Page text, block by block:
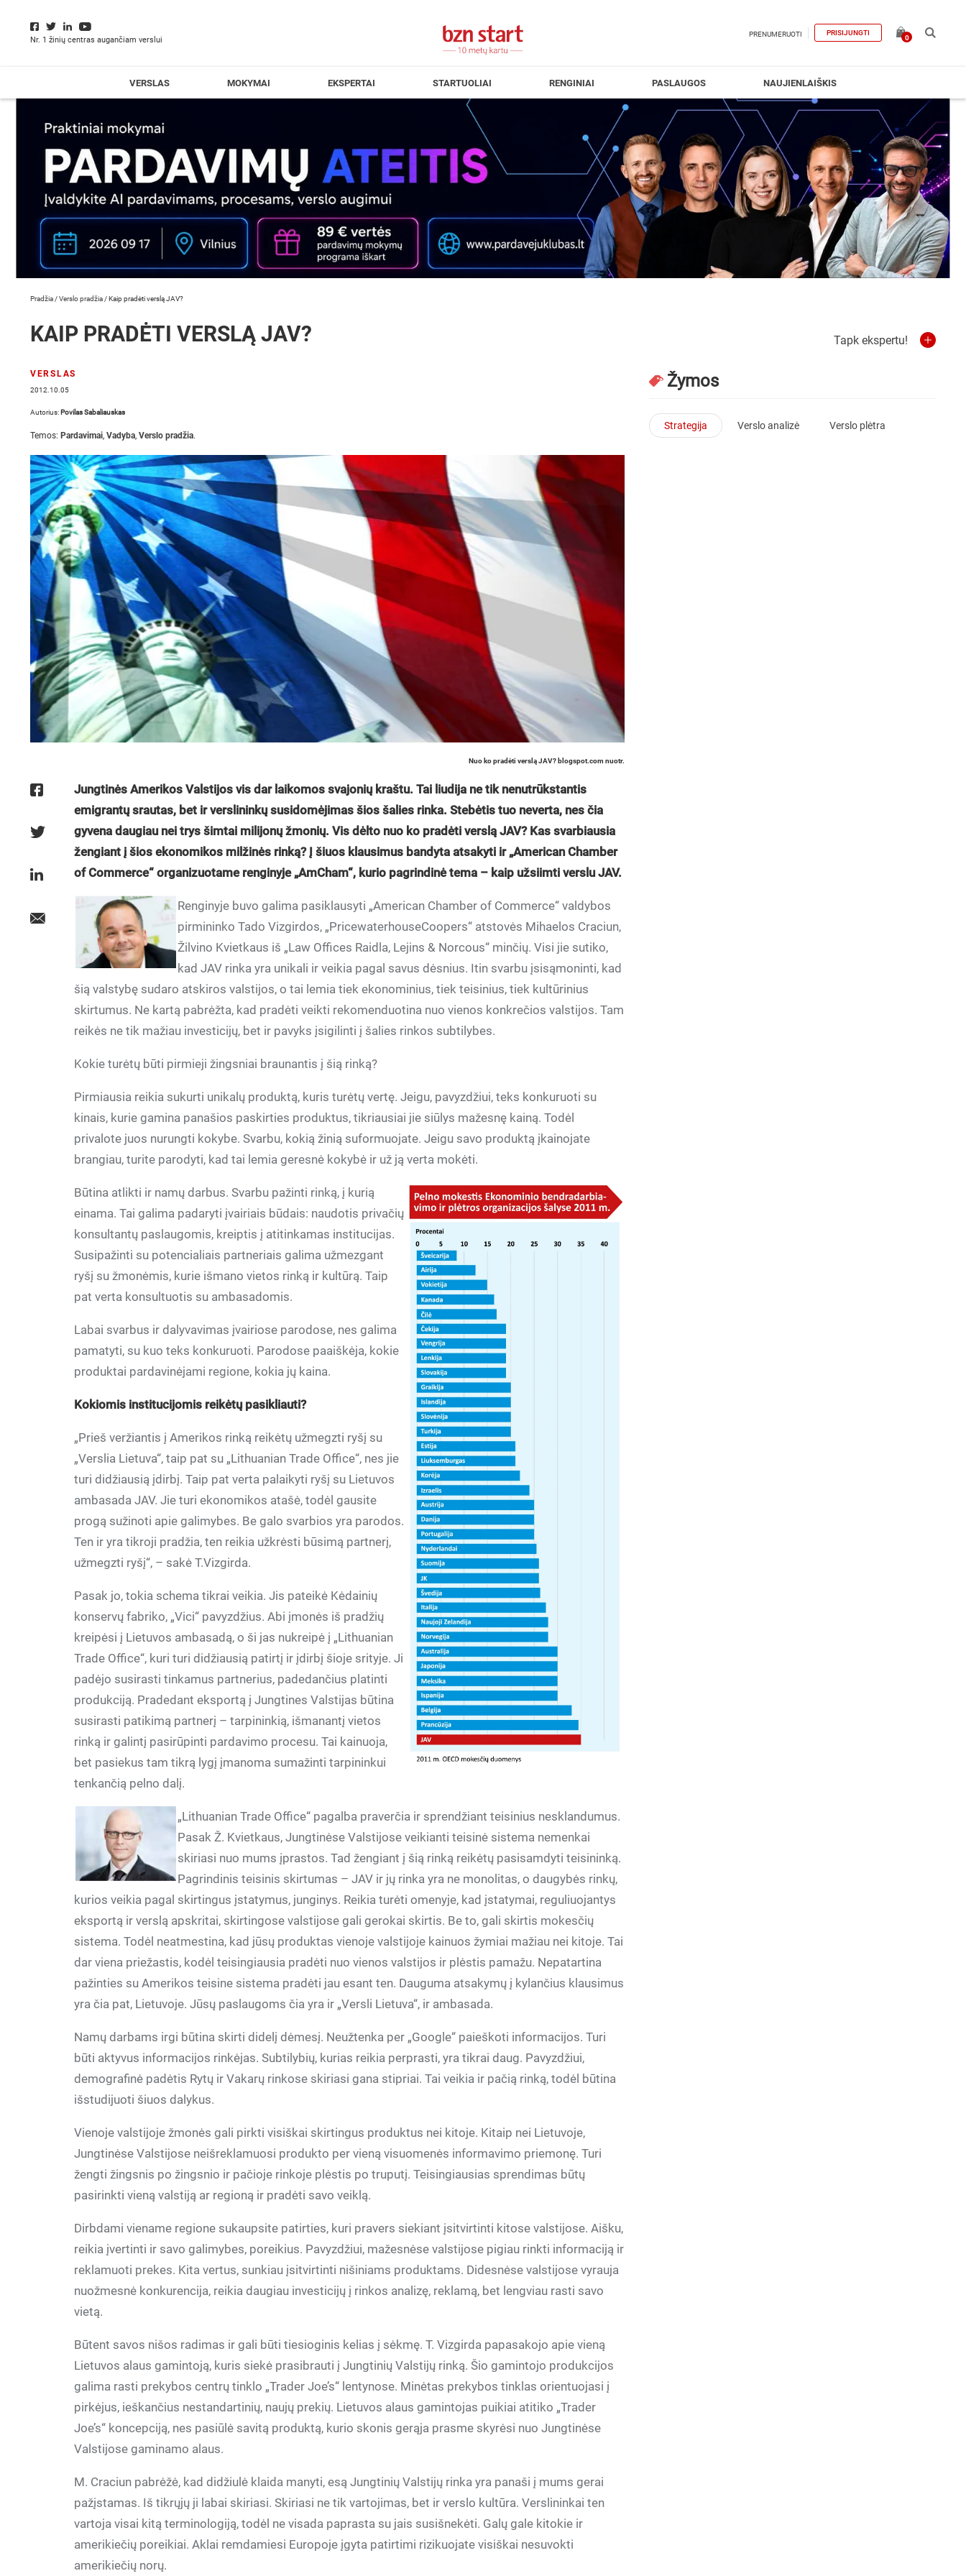
Nr. 1 žinių centras augančiam verslui
PRENUMERUOTI PRISIJUNGTI
0
VERSLAS MOKYMAI EKSPERTAI STARTUOLIAI RENGINIAI PASLAUGOS NAUJIENLAIŠKIS
Pradžia /Verslo pradžia /Kaip pradėti verslą JAV?
KAIP PRADĖTI VERSLĄ JAV?
VERSLAS
2012.10.05
Autorius: Povilas Sabaliauskas
Temos: Pardavimai, Vadyba, Verslo pradžia.
Nuo ko pradėti verslą JAV? blogspot.com nuotr.
Jungtinės Amerikos Valstijos vis dar laikomos svajonių kraštu. Tai liudija ne tik nenutrūkstantis
emigrantų srautas, bet ir verslininkų susidomėjimas šios šalies rinka. Stebėtis tuo neverta, nes čia
gyvena daugiau nei trys šimtai milijonų žmonių. Vis dėlto nuo ko pradėti verslą JAV? Kas svarbiausia
žengiant į šios ekonomikos milžinės rinką? Į šiuos klausimus bandyta atsakyti ir „American Chamber
of Commerce“ organizuotame renginyje „AmCham“, kurio pagrindinė tema – kaip užsiimti verslu JAV.
Renginyje buvo galima pasiklausyti „American Chamber of Commerce“ valdybos
pirmininko Tado Vizgirdos, „PricewaterhouseCoopers“ atstovės Mihaelos Craciun,
Žilvino Kvietkaus iš „Law Offices Raidla, Lejins & Norcous“ minčių. Visi jie sutiko,
kad JAV rinka yra unikali ir veikia pagal savus dėsnius. Itin svarbu įsisąmoninti, kad
šią valstybę sudaro atskiros valstijos, o tai lemia tiek ekonominius, tiek teisinius, tiek kultūrinius
skirtumus. Ne kartą pabrėžta, kad pradėti veikti rekomenduotina nuo vienos konkrečios valstijos. Tam
reikės ne tik mažiau investicijų, bet ir pavyks įsigilinti į šalies rinkos subtilybes.
Kokie turėtų būti pirmieji žingsniai braunantis į šią rinką?
Pirmiausia reikia sukurti unikalų produktą, kuris turėtų vertę. Jeigu, pavyzdžiui, teks konkuruoti su
kinais, kurie gamina panašios paskirties produktus, tikriausiai jie siūlys mažesnę kainą. Todėl
privalote juos nurungti kokybe. Svarbu, kokią žinią suformuojate. Jeigu savo produktą įkainojate
brangiau, turite parodyti, kad tai lemia geresnė kokybė ir už ją verta mokėti.
Būtina atlikti ir namų darbus. Svarbu pažinti rinką, į kurią
einama. Tai galima padaryti įvairiais būdais: naudotis privačių
konsultantų paslaugomis, kreiptis į atitinkamas institucijas.
Susipažinti su potencialiais partneriais galima užmezgant
ryšį su žmonėmis, kurie išmano vietos rinką ir kultūrą. Taip
pat verta konsultuotis su ambasadomis.
Labai svarbus ir dalyvavimas įvairiose parodose, nes galima
pamatyti, su kuo teks konkuruoti. Parodose paaiškėja, kokie
produktai pardavinėjami regione, kokia jų kaina.
Kokiomis institucijomis reikėtų pasikliauti?
„Prieš veržiantis į Amerikos rinką reikėtų užmegzti ryšį su
„Verslia Lietuva“, taip pat su „Lithuanian Trade Office“, nes jie
turi didžiausią įdirbį. Taip pat verta palaikyti ryšį su Lietuvos
ambasada JAV. Jie turi ekonomikos atašė, todėl gausite
progą sužinoti apie galimybes. Be galo svarbios yra parodos.
Ten ir yra tikroji pradžia, ten reikia užkrėsti būsimą partnerį,
užmegzti ryšį“, – sakė T.Vizgirda.
Pasak jo, tokia schema tikrai veikia. Jis pateikė Kėdainių
konservų fabriko, „Vici“ pavyzdžius. Abi įmonės iš pradžių
kreipėsi į Lietuvos ambasadą, o ši jas nukreipė į „Lithuanian
Trade Office“, kuri turi didžiausią patirtį ir įdirbį šioje srityje. Ji
padėjo susirasti tinkamus partnerius, padedančius platinti
produkciją. Pradedant eksportą į Jungtines Valstijas būtina
susirasti patikimą partnerį – tarpininkią, išmanantį vietos
rinką ir galintį pasirūpinti pardavimo procesu. Tai kainuoja,
bet pasiekus tam tikrą lygį įmanoma sumažinti tarpininkui
tenkančią pelno dalį.
„Lithuanian Trade Office“ pagalba praverčia ir sprendžiant teisinius nesklandumus.
Pasak Ž. Kvietkaus, Jungtinėse Valstijose veikianti teisinė sistema nemenkai
skiriasi nuo mums įprastos. Tad žengiant į šią rinką reikėtų pasisamdyti teisininką.
Pagrindinis teisinis skirtumas – JAV ir jų rinka yra ne monolitas, o daugybės rinkų,
kurios veikia pagal skirtingus įstatymus, junginys. Reikia turėti omenyje, kad įstatymai, reguliuojantys
eksportą ir verslą apskritai, skirtingose valstijose gali gerokai skirtis. Be to, gali skirtis mokesčių
sistema. Todėl neatmestina, kad jūsų produktas vienoje valstijoje kainuos žymiai mažiau nei kitoje. Tai
dar viena priežastis, kodėl teisingiausia pradėti nuo vienos valstijos ir plėstis pamažu. Nepatartina
pažinties su Amerikos teisine sistema pradėti jau esant ten. Dauguma atsakymų į kylančius klausimus
yra čia pat, Lietuvoje. Jūsų paslaugoms čia yra ir „Versli Lietuva“, ir ambasada.
Namų darbams irgi būtina skirti didelį dėmesį. Neužtenka per „Google“ paieškoti informacijos. Turi
būti aktyvus informacijos rinkėjas. Subtilybių, kurias reikia perprasti, yra tikrai daug. Pavyzdžiui,
demografinė padėtis Rytų ir Vakarų rinkose skiriasi gana stipriai. Tai veikia ir pačią rinką, todėl būtina
išstudijuoti šiuos dalykus.
Vienoje valstijoje žmonės gali pirkti visiškai skirtingus produktus nei kitoje. Kitaip nei Lietuvoje,
Jungtinėse Valstijose neišreklamuosi produkto per vieną visuomenės informavimo priemonę. Turi
žengti žingsnis po žingsnio ir pačioje rinkoje plėstis po truputį. Teisingiausias sprendimas būtų
pasirinkti vieną valstiją ar regioną ir pradėti savo veiklą.
Dirbdami viename regione sukaupsite patirties, kuri pravers siekiant įsitvirtinti kitose valstijose. Aišku,
reikia įvertinti ir savo galimybes, poreikius. Pavyzdžiui, mažesnėse valstijose pigiau rinkti informaciją ir
reklamuoti prekes. Kita vertus, sunkiau įsitvirtinti nišiniams produktams. Didesnėse valstijose vyrauja
nuožmesnė konkurencija, reikia daugiau investicijų į rinkos analizę, reklamą, bet lengviau rasti savo
vietą.
Būtent savos nišos radimas ir gali būti tiesioginis kelias į sėkmę. T. Vizgirda papasakojo apie vieną
Lietuvos alaus gamintoją, kuris siekė prasibrauti į Jungtinių Valstijų rinką. Šio gamintojo produkcijos
galima rasti prekybos centrų tinklo „Trader Joe’s“ lentynose. Minėtas prekybos tinklas orientuojasi į
pirkėjus, ieškančius nestandartinių, naujų prekių. Lietuvos alaus gamintojas puikiai atitiko „Trader
Joe’s“ koncepciją, nes pasiūlė savitą produktą, kurio skonis gerąja prasme skyrėsi nuo Jungtinėse
Valstijose gaminamo alaus.
M. Craciun pabrėžė, kad didžiulė klaida manyti, esą Jungtinių Valstijų rinka yra panaši į mums gerai
pažįstamas. Iš tikrųjų ji labai skiriasi. Skiriasi ne tik vartojimas, bet ir verslo kultūra. Verslininkai ten
vartoja visai kitą terminologiją, todėl ne visada paprasta su jais susišnekėti. Galų gale kitokie ir
amerikiečių poreikiai. Aklai remdamiesi Europoje įgyta patirtimi rizikuojate visiškai nesuvokti
amerikiečių norų.
Tapk ekspertu!
Žymos
Strategija Verslo analizė Verslo plėtra